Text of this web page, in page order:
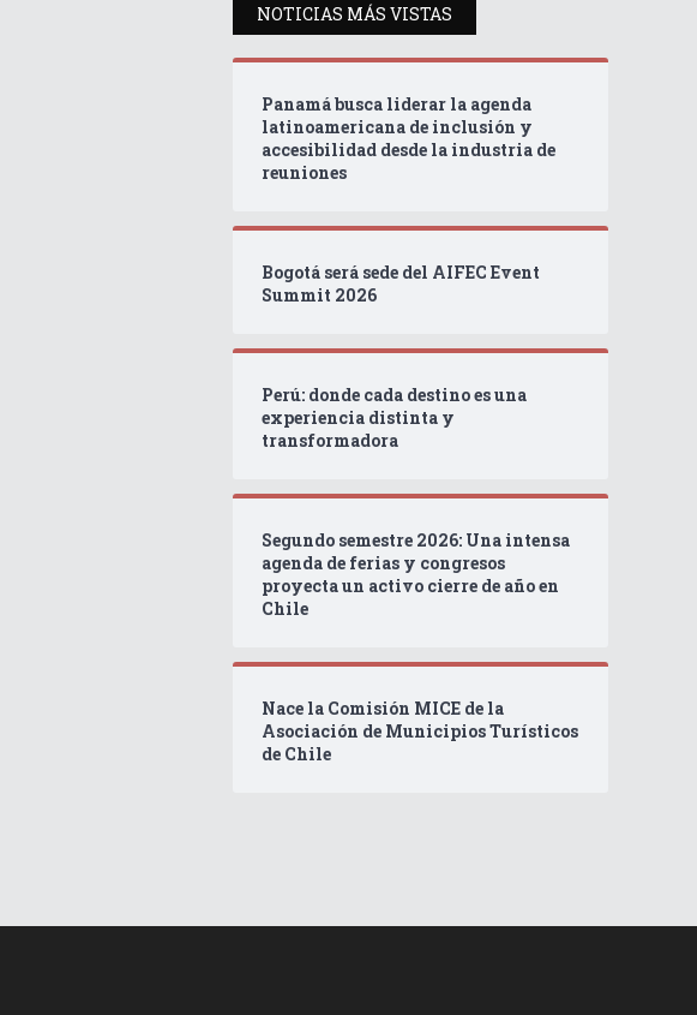
NOTICIAS MÁS VISTAS
Panamá busca liderar la agenda
latinoamericana de inclusión y
accesibilidad desde la industria de
reuniones
Bogotá será sede del AIFEC Event
Summit 2026
Perú: donde cada destino es una
experiencia distinta y
transformadora
Segundo semestre 2026: Una intensa
agenda de ferias y congresos
proyecta un activo cierre de año en
Chile
Nace la Comisión MICE de la
Asociación de Municipios Turísticos
de Chile